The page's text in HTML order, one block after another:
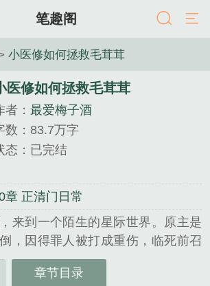
笔趣阁
小医修如何拯救毛茸茸
医修如何拯救毛茸茸
者： 最爱梅子酒
数：83.7万字
态：已完结
章 正清门日常
来到一个陌生的星际世界。原主是
，因得罪人被打成重伤，临死前召
的心愿仅仅是帮他完成第一份工
有的病人，直到他们全部出院。叶
章节目录